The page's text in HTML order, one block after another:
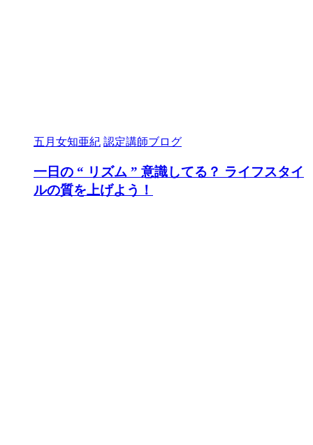
五月女知亜紀 認定講師ブログ
一日の “ リズム ” 意識してる？ ライフスタイ
ルの質を上げよう！